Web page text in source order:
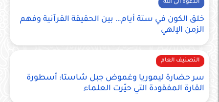
الدعوة الى الله
خلق الكون في ستة أيام… بين الحقيقة القرآنية وفهم
الزمن الإلهي
التصنيف العام
سر حضارة ليموريا وغموض جبل شاستا: أسطورة
القارة المفقودة التي حيّرت العلماء